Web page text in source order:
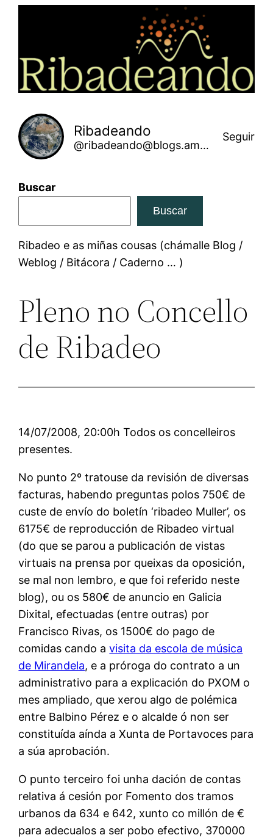
Ribadeando
@ribadeando@blogs.amarinha.gal
Seguir
Buscar
Buscar
Ribadeo e as miñas cousas (chámalle Blog /
Weblog / Bitácora / Caderno … )
Pleno no Concello
de Ribadeo
14/07/2008, 20:00h Todos os concelleiros
presentes.
No punto 2º tratouse da revisión de diversas
facturas, habendo preguntas polos 750€ de
custe de envío do boletín ‘ribadeo Muller’, os
6175€ de reproducción de Ribadeo virtual
(do que se parou a publicación de vistas
virtuais na prensa por queixas da oposición,
se mal non lembro, e que foi referido neste
blog), ou os 580€ de anuncio en Galicia
Dixital, efectuadas (entre outras) por
Francisco Rivas, os 1500€ do pago de
comidas cando avisita da escola de música
de Mirandela, e a próroga do contrato a un
administrativo para a explicación do PXOM o
mes ampliado, que xerou algo de polémica
entre Balbino Pérez e o alcalde ó non ser
constituída aínda a Xunta de Portavoces para
a súa aprobación.
O punto terceiro foi unha dación de contas
relativa á cesión por Fomento dos tramos
urbanos da 634 e 642, xunto co millón de €
para adecualos a ser pobo efectivo, 370000